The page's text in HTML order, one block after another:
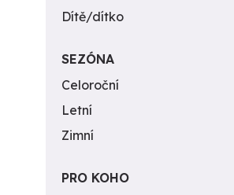
Dítě/dítko
SEZÓNA
Celoroční
Letní
Zimní
PRO KOHO